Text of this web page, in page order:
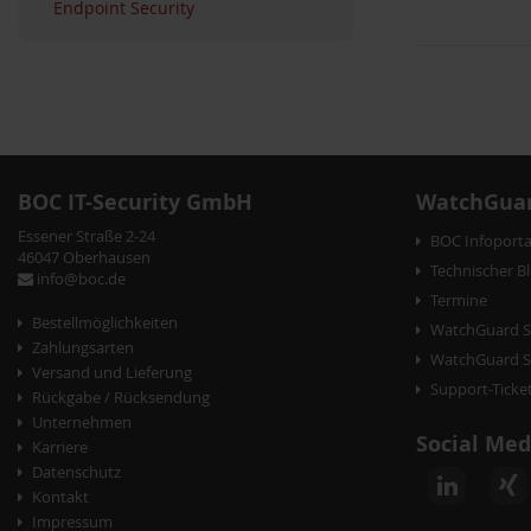
o
s
t
N
a
v
i
g
a
Endpoint Security
BOC IT-Security GmbH
Essener Straße 2-24
46047 Oberhausen
info@boc.de
Bestellmöglichkeiten
Zahlungsarten
Versand und Lieferung
Rückgabe / Rücksendung
Unternehmen
Karriere
Datenschutz
Kontakt
Impressum
BOC
Technischer
Termine
WatchGuard
WatchGuard
Support-
Social